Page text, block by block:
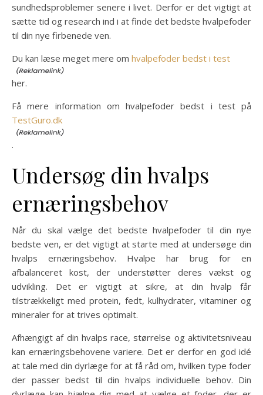
sundhedsproblemer senere i livet. Derfor er det vigtigt at
sætte tid og research ind i at finde det bedste hvalpefoder
til din nye firbenede ven.
Du kan læse meget mere om hvalpefoder bedst i test
her.
Få mere information om hvalpefoder bedst i test på
TestGuro.dk
.
Undersøg din hvalps
ernæringsbehov
Når du skal vælge det bedste hvalpefoder til din nye
bedste ven, er det vigtigt at starte med at undersøge din
hvalps ernæringsbehov. Hvalpe har brug for en
afbalanceret kost, der understøtter deres vækst og
udvikling. Det er vigtigt at sikre, at din hvalp får
tilstrækkeligt med protein, fedt, kulhydrater, vitaminer og
mineraler for at trives optimalt.
Afhængigt af din hvalps race, størrelse og aktivitetsniveau
kan ernæringsbehovene variere. Det er derfor en god idé
at tale med din dyrlæge for at få råd om, hvilken type foder
der passer bedst til din hvalps individuelle behov. Din